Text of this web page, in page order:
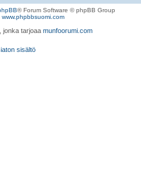
® Forum Software © phpBB Group
www.phpbbsuomi.com
, jonka tarjoaa munfoorumi.com
sisältö